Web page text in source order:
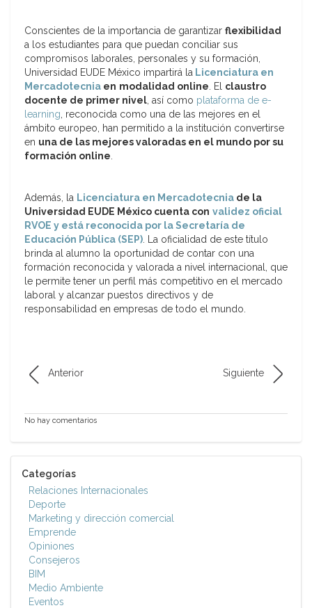
Conscientes de la importancia de garantizar flexibilidad
a los estudiantes para que puedan conciliar sus
compromisos laborales, personales y su formación,
Universidad EUDE México impartirá la Licenciatura en
Mercadotecnia en modalidad online. El claustro
docente de primer nivel, así como plataforma de e-
learning, reconocida como una de las mejores en el
ámbito europeo, han permitido a la institución convertirse
en una de las mejores valoradas en el mundo por su
formación online.
Además, la Licenciatura en Mercadotecnia de la
Universidad EUDE México cuenta con validez oficial
RVOE y está reconocida por la Secretaría de
Educación Pública (SEP). La oficialidad de este título
brinda al alumno la oportunidad de contar con una
formación reconocida y valorada a nivel internacional, que
le permite tener un perfil más competitivo en el mercado
laboral y alcanzar puestos directivos y de
responsabilidad en empresas de todo el mundo.
Anterior Siguiente
No hay comentarios
Categorías
Relaciones Internacionales
Deporte
Marketing y dirección comercial
Emprende
Opiniones
Consejeros
BIM
Medio Ambiente
Eventos